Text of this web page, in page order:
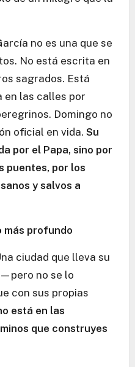
no es una que se
No está escrita en
sagrados. Está
en las calles por
Domingo no
oficial en vida. Su
por el Papa, sino por
puentes, por los
y salvos a
más profundo
ciudad que lleva su
no se lo
con sus propias
está en las
que construyes